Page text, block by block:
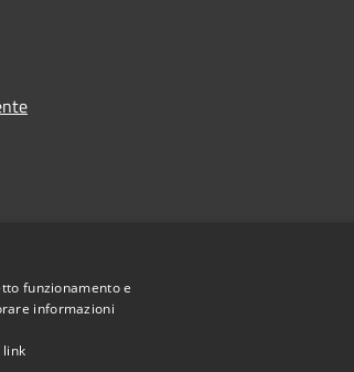
funzionamento e
informazioni
link